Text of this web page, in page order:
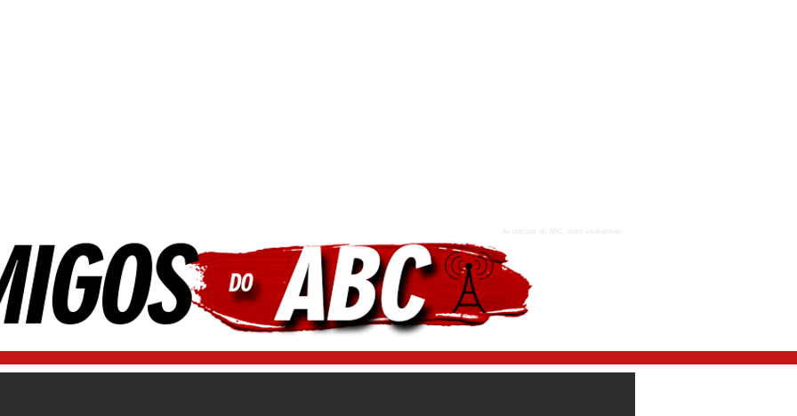
As notícias do ABC, onde você estiver